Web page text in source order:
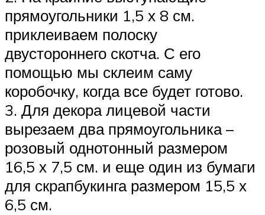
прямоугольники 1,5 х 8 см.
приклеиваем полоску
двустороннего скотча. С его
помощью мы склеим саму
коробочку, когда все будет готово.
3. Для декора лицевой части
вырезаем два прямоугольника –
розовый однотонный размером
16,5 х 7,5 см. и еще один из бумаги
для скрапбукинга размером 15,5 х
6,5 см.